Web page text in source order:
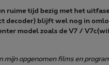
ruime tijd bezig met het
decoder) blijft wel nog in
model zoals de V7 /
mijn opgenomen films en